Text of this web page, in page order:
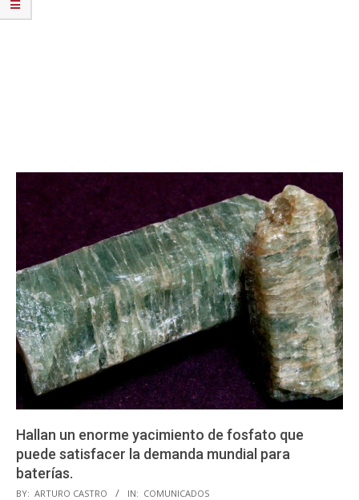
Hallan un enorme yacimiento de fosfato que
puede satisfacer la demanda mundial para
baterías.
2023-
BY: ARTURO CASTRO IN: COMUNICADOS